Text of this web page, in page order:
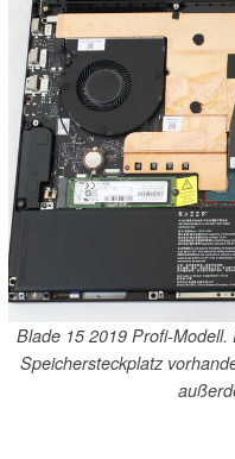
Blade 15 2019 Profi-
Speichersteckplatz